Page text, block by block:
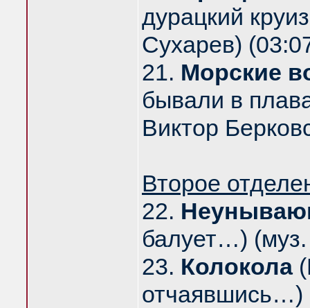
дурацкий
Сухарев)
21. Морские
бывали в
Виктор
Второе
22.
балует…)
23. Колокола
отчаявшись…)